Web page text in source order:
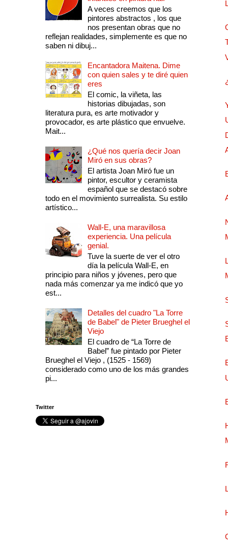
A veces creemos que los
pintores abstractos , los que
nos presentan obras que no
reflejan realidades, simplemente es que no
saben ni dibuj...
Encantadora Maitena. Dime
con quien sales y te diré quien
eres
El comic, la viñeta, las
historias dibujadas, son
literatura pura, es arte motivador y
provocador, es arte plástico que envuelve.
Mait...
¿Qué nos quería decir Joan
Miró en sus obras?
El artista Joan Miró fue un
pintor, escultor y ceramista
español que se destacó sobre
todo en el movimiento surrealista. Su estilo
artístico...
Wall-E, una maravillosa
experiencia. Una película
genial.
Tuve la suerte de ver el otro
día la película Wall-E, en
principio para niños y jóvenes, pero que
nada más comenzar ya me indicó que yo
est...
Detalles del cuadro "La Torre
de Babel" de Pieter Brueghel el
Viejo
El cuadro de “La Torre de
Babel” fue pintado por Pieter
Brueghel el Viejo , (1525 - 1569)
considerado como uno de los más grandes
pi...
Twitter